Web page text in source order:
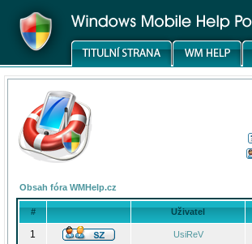
Obsah fóra WMHelp.cz
# Uživatel
1 UsiReV